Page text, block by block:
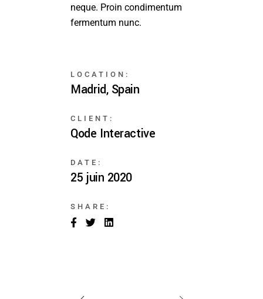
neque. Proin condimentum
fermentum nunc.
LOCATION:
Madrid, Spain
CLIENT:
Qode Interactive
DATE:
25 juin 2020
SHARE: